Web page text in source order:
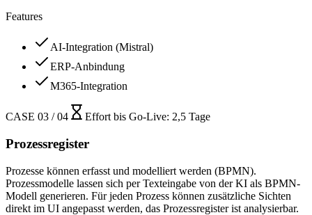
Features
AI-Integration (Mistral)
ERP-Anbindung
M365-Integration
CASE 03 / 04 Effort bis Go-Live: 2,5 Tage
Prozessregister
Prozesse können erfasst und modelliert werden (BPMN).
Prozessmodelle lassen sich per Texteingabe von der KI als BPMN-
Modell generieren. Für jeden Prozess können zusätzliche Sichten
direkt im UI angepasst werden, das Prozessregister ist analysierbar.